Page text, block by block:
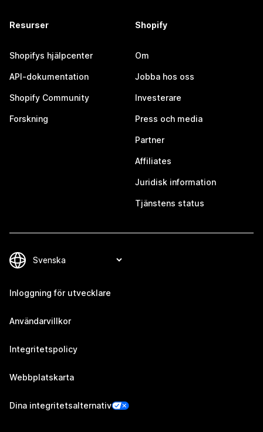
Resurser
Shopifys hjälpcenter
API-dokumentation
Shopify Community
Forskning
Shopify
Om
Jobba hos oss
Investerare
Press och media
Partner
Affiliates
Juridisk information
Tjänstens status
Inloggning för utvecklare
Användarvillkor
Integritetspolicy
Webbplatskarta
Dina integritetsalternativ